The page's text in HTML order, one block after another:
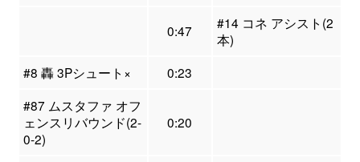
0:47
#14 コネ アシスト(2
本)
#8 轟 3Pシュート×
0:23
#87 ムスタファ オフ
ェンスリバウンド(2-
0-2)
0:20